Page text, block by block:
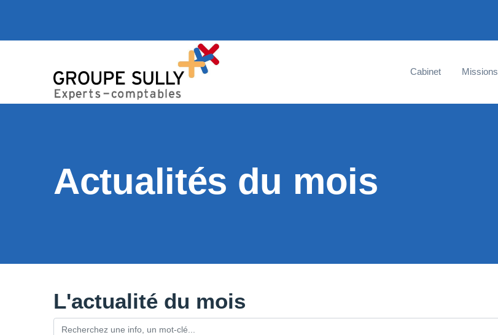
Cabinet Missions
Actualités du mois
L'actualité du mois